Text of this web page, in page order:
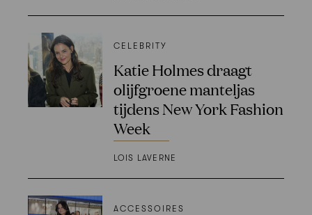
CELEBRITY
Katie Holmes draagt
olijfgroene manteljas
tijdens New York Fashion
Week
LOIS LAVERNE
ACCESSOIRES